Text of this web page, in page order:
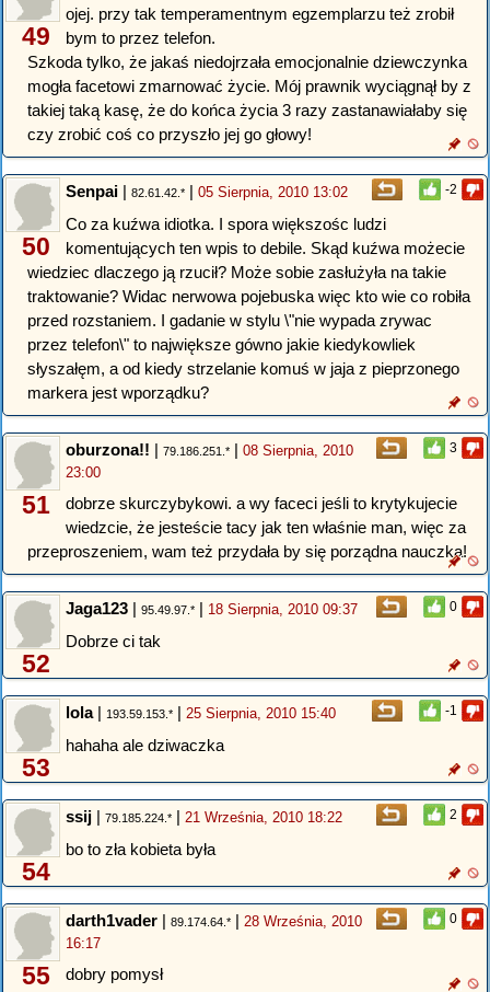
49
ojej. przy tak temperamentnym egzemplarzu też zrobił
bym to przez telefon.
Szkoda tylko, że jakaś niedojrzała emocjonalnie dziewczynka
mogła facetowi zmarnować życie. Mój prawnik wyciągnął by z
takiej taką kasę, że do końca życia 3 razy zastanawiałaby się
czy zrobić coś co przyszło jej go głowy!
-2
50
Senpai | 82.61.42.* | 05 Sierpnia, 2010 13:02
Co za kuźwa idiotka. I spora większośc ludzi
komentujących ten wpis to debile. Skąd kuźwa możecie
wiedziec dlaczego ją rzucił? Może sobie zasłużyła na takie
traktowanie? Widac nerwowa pojebuska więc kto wie co robiła
przed rozstaniem. I gadanie w stylu \"nie wypada zrywac
przez telefon\" to największe gówno jakie kiedykowliek
słyszałęm, a od kiedy strzelanie komuś w jaja z pieprzonego
markera jest wporządku?
3
51
oburzona!! | 79.186.251.* | 08 Sierpnia, 2010
23:00
dobrze skurczybykowi. a wy faceci jeśli to krytykujecie
wiedzcie, że jesteście tacy jak ten właśnie man, więc za
przeproszeniem, wam też przydała by się porządna nauczka!
0
52
Jaga123 | 95.49.97.* | 18 Sierpnia, 2010 09:37
Dobrze ci tak
-1
53
lola| 193.59.153.* | 25 Sierpnia, 2010 15:40
hahaha ale dziwaczka
2
54
ssij | 79.185.224.* | 21 Września, 2010 18:22
bo to zła kobieta była
0
55
darth1vader | 89.174.64.* | 28 Września, 2010
16:17
dobry pomysł